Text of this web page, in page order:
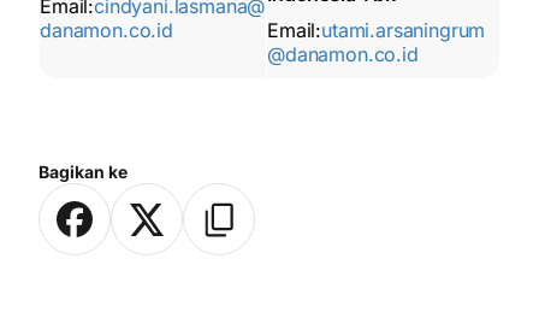
Bagikan ke
Email:cindyani.lasmana@
danamon.co.id
Email:utami.arsaningrum
@danamon.co.id